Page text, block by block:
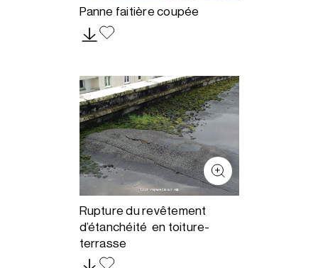
Panne faitière coupée
Rupture du revêtement
d’étanchéité en toiture-
terrasse